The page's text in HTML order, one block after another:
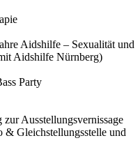
Aidshilfe – Sexualität und
Aidshilfe Nürnberg)
Party
Ausstellungsvernissage
& Gleichstellungsstelle und